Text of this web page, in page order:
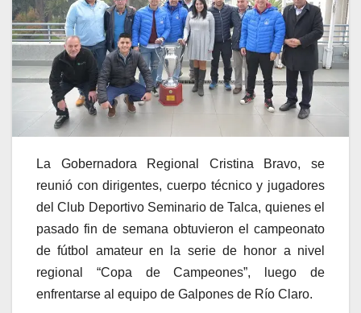
La Gobernadora Regional Cristina Bravo, se
reunió con dirigentes, cuerpo técnico y jugadores
del Club Deportivo Seminario de Talca, quienes el
pasado fin de semana obtuvieron el campeonato
de fútbol amateur en la serie de honor a nivel
regional “Copa de Campeones”, luego de
enfrentarse al equipo de Galpones de Río Claro.